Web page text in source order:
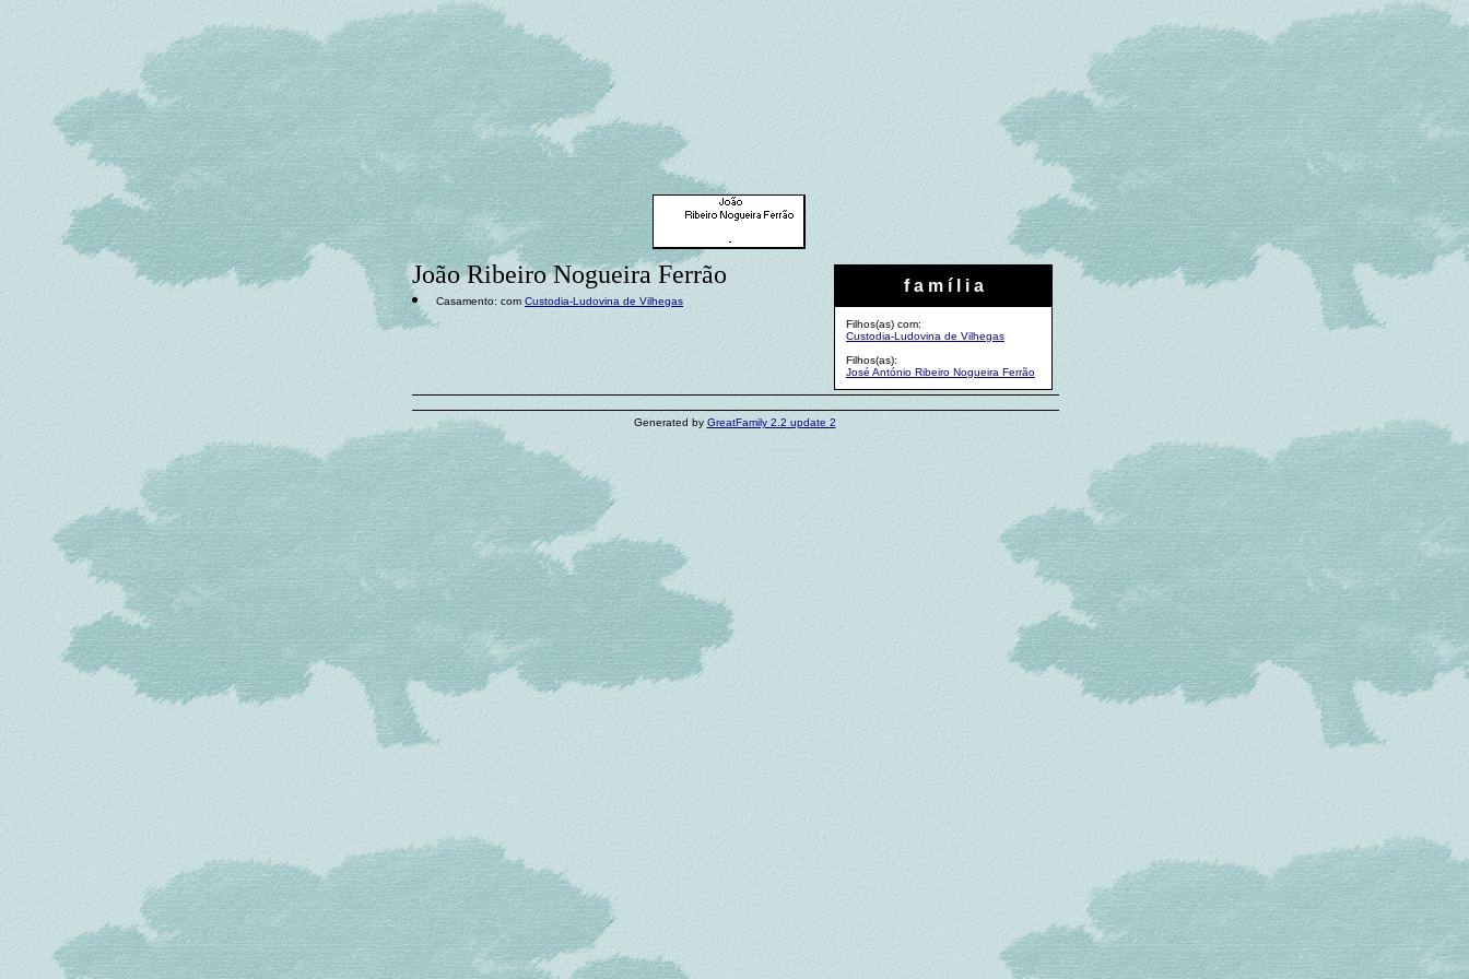
f a m í l i a
Filhos(as) com:
Custodia-Ludovina de Vilhegas
Filhos(as):
José António Ribeiro Nogueira Ferrão
João Ribeiro Nogueira Ferrão
Casamento: com Custodia-Ludovina de Vilhegas
Generated by GreatFamily 2.2 update 2